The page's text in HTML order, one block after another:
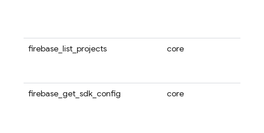
firebase_list_projects
core
firebase_get_sdk_config
core